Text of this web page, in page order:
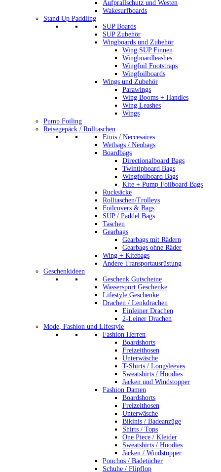
Aufprallschutz und Westen
Wakesurfboards
Stand Up Paddling
SUP Boards
SUP Zubehör
Wingboards und Zubehör
Wing SUP Finnen
Wingboardleashes
Wingfoil Footstraps
Wingfoilboards
Wings und Zubehör
Parawings
Wing Booms + Handles
Wing Leashes
Wings
Pump Foiling
Reisegepäck / Rolltaschen
Etuis / Neccesaires
Wetbags / Neobags
Boardbags
Directionalboard Bags
Twintipboard Bags
Wingfoilboard Bags
Kite + Pump Foilboard Bags
Rucksäcke
Rolltaschen/Trolleys
Foilcovers & Bags
SUP / Paddel Bags
Taschen
Gearbags
Gearbags mit Rädern
Gearbags ohne Räder
Wing + Kitebags
Andere Transportausrüstung
Geschenkideen
Geschenk Gutscheine
Wassersport Geschenke
Lifestyle Geschenke
Drachen / Lenkdrachen
Einleiner Drachen
2-Leiner Drachen
Mode, Fashion und Lifestyle
Fashion Herren
Boardshorts
Freizeithosen
Unterwäsche
T-Shirts / Longsleeves
Sweatshirts / Hoodies
Jacken und Windstopper
Fashion Damen
Boardshorts
Freizeithosen
Unterwäsche
Bikinis / Badeanzüge
Shirts / Tops
One Piece / Kleider
Sweatshirts / Hoodies
Jacken / Windstopper
Ponchos / Badetücher
Schuhe / Flipflop